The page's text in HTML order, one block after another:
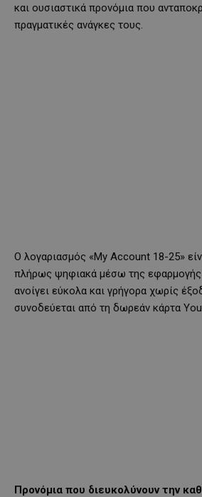
και ουσιαστικά προνόμια που
πραγματικές ανάγκες τους.
Ο λογαριασμός «My Account 18-25»
πλήρως ψηφιακά μέσω της εφαρμογής
ανοίγει εύκολα και γρήγορα χωρίς
συνοδεύεται από τη δωρεάν κάρτα
Προνόμια που διευκολύνουν την